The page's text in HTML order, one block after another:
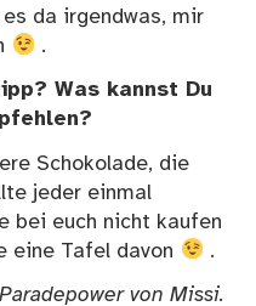
da irgendwas, mir
.
Was kannst Du
Schokolade, die
jeder einmal
bei euch nicht kaufen
eine Tafel davon
.
zur Paradepower von